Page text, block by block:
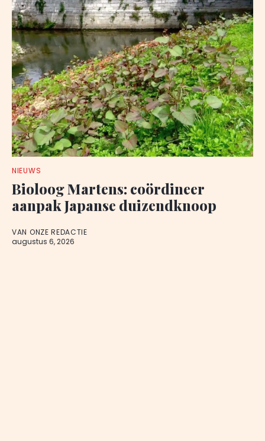
NIEUWS
Bioloog Martens: coördineer
aanpak Japanse duizendknoop
VAN ONZE REDACTIE
augustus 6, 2026